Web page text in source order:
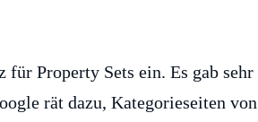
Property Sets ein. Es gab sehr
rät dazu, Kategorieseiten von